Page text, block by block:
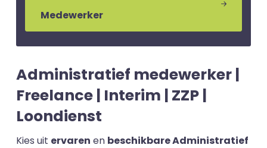
Medewerker
Administratief medewerker |
Freelance | Interim | ZZP |
Loondienst
Kies uit ervaren en beschikbare Administratief